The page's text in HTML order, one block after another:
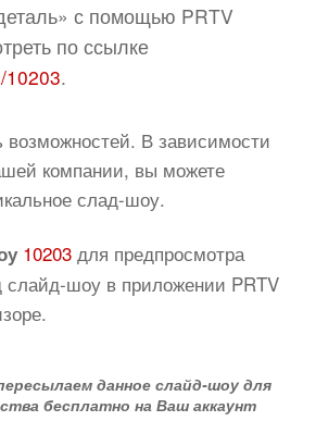
с помощью PRTV
по ссылке
10203.
возможностей. В зависимости
компании, вы можете
слад-шоу.
10203 для предпросмотра
слайд-шоу в приложении PRTV
данное слайд-шоу для
бесплатно на Ваш аккаунт